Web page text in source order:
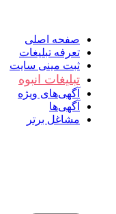
صفحه اصلی
تعرفه تبلیغات
ثبت مینی سایت
تبلیغات انبوه
آگهی‌های ویژه
آگهی‌ها
مشاغل برتر